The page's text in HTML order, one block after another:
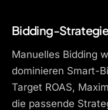
Bidding-
Manuelles Bidding
dominieren Smart-
Target ROAS,
die passende